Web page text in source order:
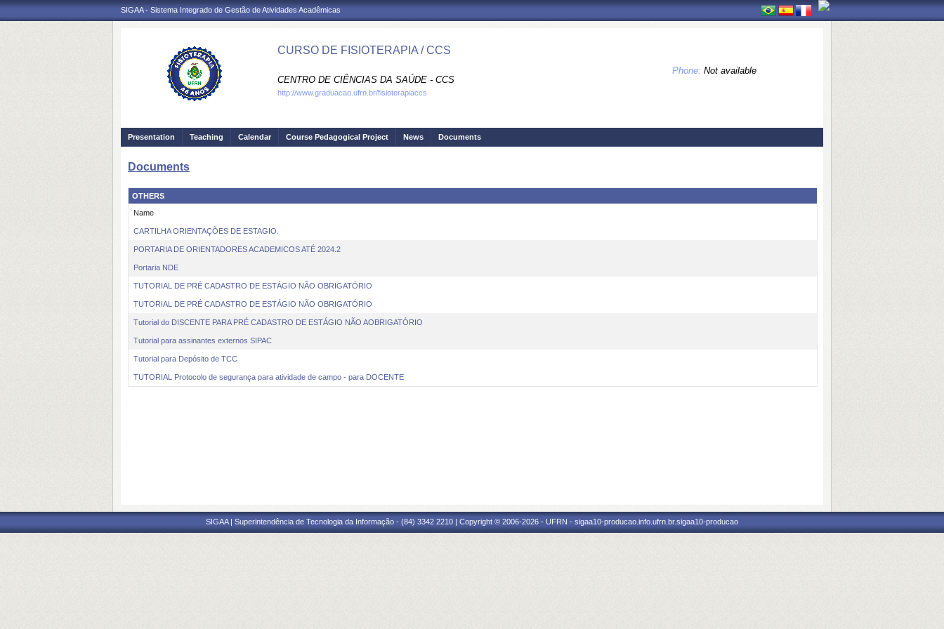
SIGAA - Sistema Integrado de Gestão de Atividades Acadêmicas
CURSO DE FISIOTERAPIA / CCS
CENTRO DE CIÊNCIAS DA SAÚDE - CCS
Phone: Not available
http://www.graduacao.ufrn.br/fisioterapiaccs
Presentation Teaching Calendar Course Pedagogical Project News Documents
Documents
OTHERS
Name
CARTILHA ORIENTAÇÕES DE ESTAGIO.
PORTARIA DE ORIENTADORES ACADEMICOS ATÉ 2024.2
Portaria NDE
TUTORIAL DE PRÉ CADASTRO DE ESTÁGIO NÃO OBRIGATÓRIO
TUTORIAL DE PRÉ CADASTRO DE ESTÁGIO NÃO OBRIGATÓRIO
Tutorial do DISCENTE PARA PRÉ CADASTRO DE ESTÁGIO NÃO AOBRIGATÓRIO
Tutorial para assinantes externos SIPAC
Tutorial para Depósito de TCC
TUTORIAL Protocolo de segurança para atividade de campo - para DOCENTE
SIGAA | Superintendência de Tecnologia da Informação - (84) 3342 2210 | Copyright © 2006-2026 - UFRN - sigaa10-producao.info.ufrn.br.sigaa10-producao